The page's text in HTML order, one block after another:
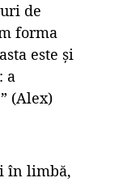
de
forma
este și
a
(Alex)
în limbă,